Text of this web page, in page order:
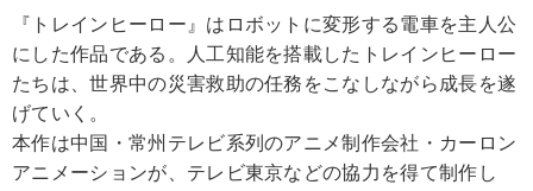
『トレインヒーロー』はロボットに変形する電車を主人公
にした作品である。人工知能を搭載したトレインヒーロー
たちは、世界中の災害救助の任務をこなしながら成長を遂
げていく。
本作は中国・常州テレビ系列のアニメ制作会社・カーロン
アニメーションが、テレビ東京などの協力を得て制作し